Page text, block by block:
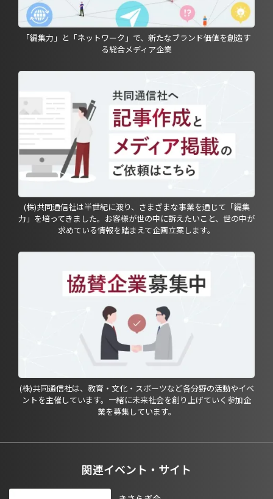
「編集力」と「ネットワーク」で、新たなブランド価値を創造す
る総合メディア企業
(株)共同通信社は半世紀に渡り、さまざまな事業を通じて「編集
力」を培ってきました。お客様が世の中に訴えたいこと、世の中が
求めている情報を踏まえて企画立案します。
(株)共同通信社は、教育・文化・スポーツなど各分野の活動やイベ
ントを主催しています。一緒に未来社会を創り上げていく参加企
業を募集しています。
関連イベント・サイト